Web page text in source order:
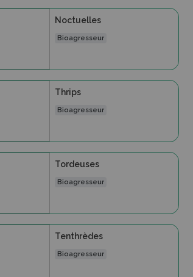
Noctuelles
Bioagresseur
Thrips
Bioagresseur
Tordeuses
Bioagresseur
Tenthrèdes
Bioagresseur